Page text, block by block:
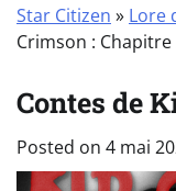
Star Citizen » Lore
Crimson : Chapitre
Contes de
Posted on 4 mai